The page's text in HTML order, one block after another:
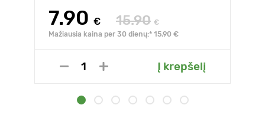
7.90 € 15.90 €
Mažiausia kaina per 30 dienų:* 15.90 €
Į krepšelį